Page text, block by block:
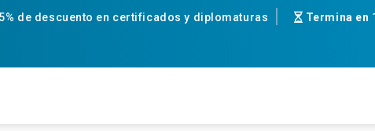
de descuento en certificados y diplomaturas Termina en